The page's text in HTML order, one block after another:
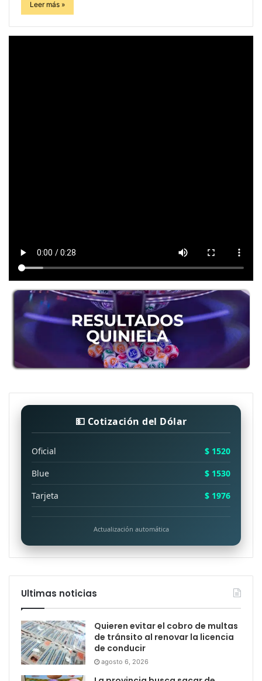
Leer más »
💵 Cotización del Dólar
Oficial
$ 1520
Blue
$ 1530
Tarjeta
$ 1976
Actualización automática
Ultimas noticias
Quieren evitar el cobro de multas
de tránsito al renovar la licencia
de conducir
agosto 6, 2026